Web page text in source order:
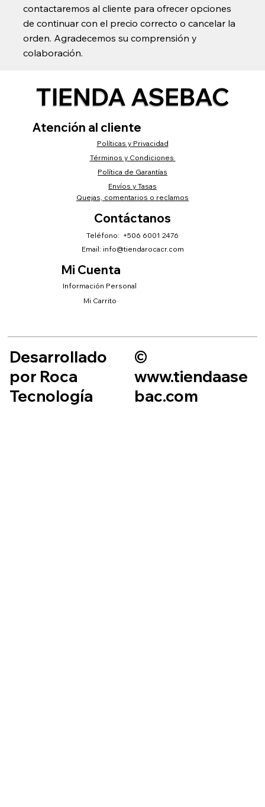
contactaremos al cliente para ofrecer opciones
de continuar con el precio correcto o cancelar la
orden. Agradecemos su comprensión y
colaboración.
TIENDA ASEBAC
Atención al cliente
Políticas y Privacidad
Términos y Condiciones
Envíos y Tasas
Política de Garantías
Quejas, comentarios o reclamos
Mi Cuenta
Información Personal
Mi Carrito
Contáctanos
Teléfono: +506 6001 2476
Email: info@tiendarocacr.com
Desarrollado
por Roca
Tecnología
©
www.tiendaase
bac.com